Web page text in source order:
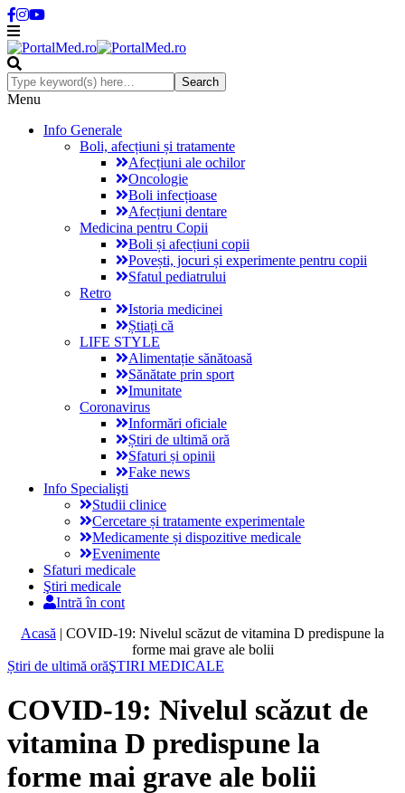
Menu
Info Generale
Boli, afecțiuni și tratamente
Afecțiuni ale ochilor
Oncologie
Boli infecțioase
Afecțiuni dentare
Medicina pentru Copii
Boli și afecțiuni copii
Povești, jocuri și experimente pentru copii
Sfatul pediatrului
Retro
Istoria medicinei
Știați că
LIFE STYLE
Alimentație sănătoasă
Sănătate prin sport
Imunitate
Coronavirus
Informări oficiale
Știri de ultimă oră
Sfaturi și opinii
Fake news
Info Specialişti
Studii clinice
Cercetare și tratamente experimentale
Medicamente și dispozitive medicale
Evenimente
Sfaturi medicale
Ştiri medicale
Intră în cont
Acasă | COVID-19: Nivelul scăzut de vitamina D predispune la
forme mai grave ale bolii
Știri de ultimă orăŞTIRI MEDICALE
COVID-19: Nivelul scăzut de
vitamina D predispune la
forme mai grave ale bolii